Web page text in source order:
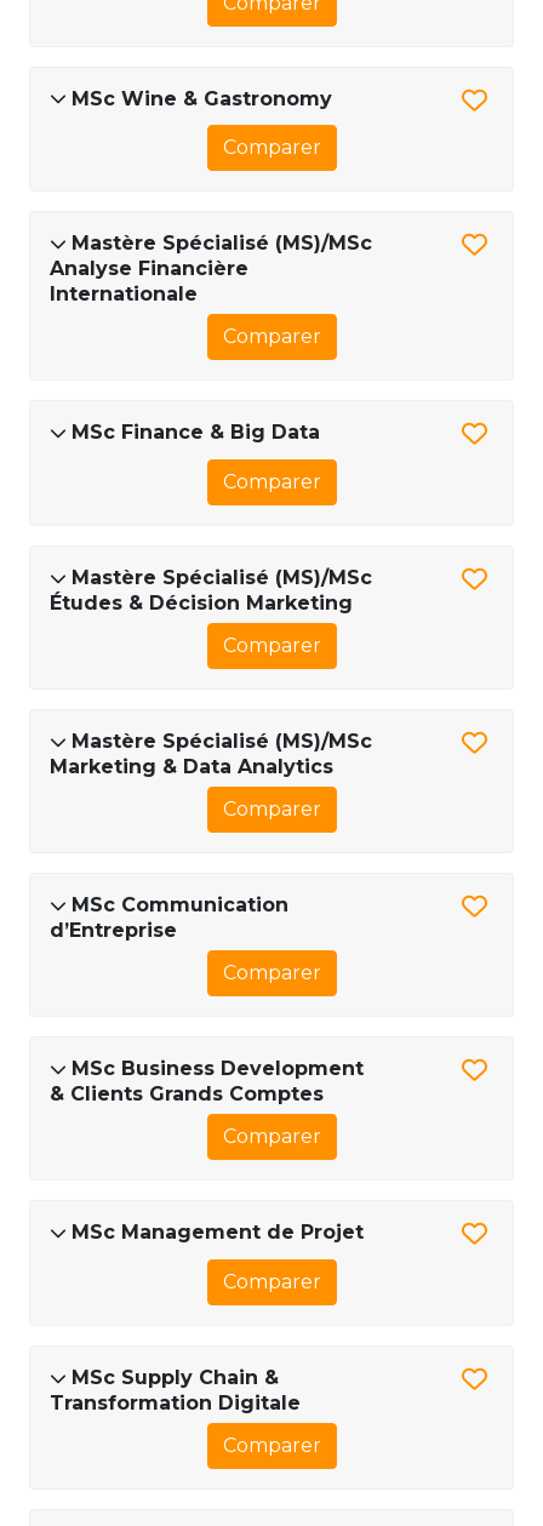
MSc Wine & Gastronomy
Comparer
Mastère Spécialisé (MS)/MSc
Analyse Financière
Internationale
Comparer
MSc Finance & Big Data
Comparer
Mastère Spécialisé (MS)/MSc
Études & Décision Marketing
Comparer
Mastère Spécialisé (MS)/MSc
Marketing & Data Analytics
Comparer
MSc Communication
d’Entreprise
Comparer
MSc Business Development
& Clients Grands Comptes
Comparer
MSc Management de Projet
Comparer
MSc Supply Chain &
Transformation Digitale
Comparer